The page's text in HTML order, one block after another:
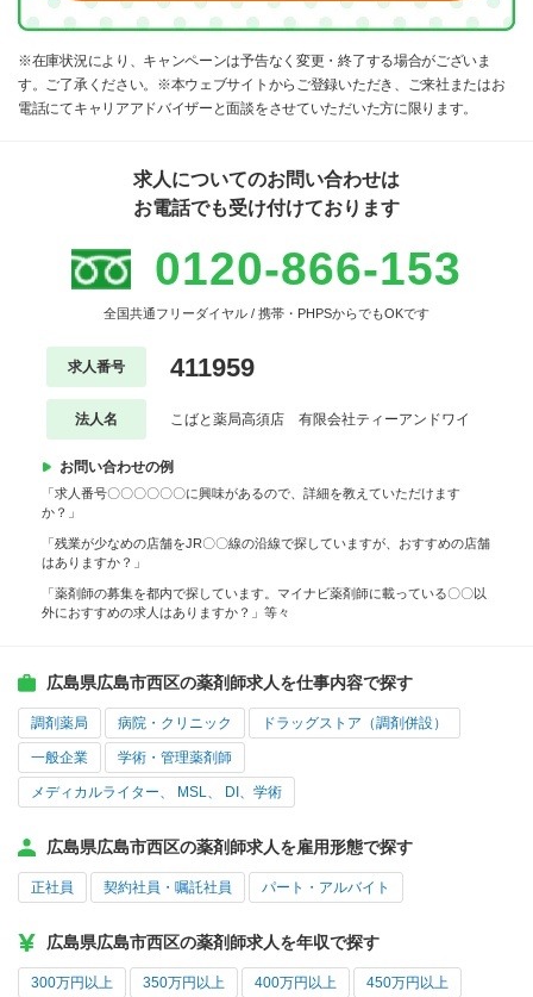
※在庫状況により、キャンペーンは予告なく変更・終了する場合がございま
す。ご了承ください。※本ウェブサイトからご登録いただき、ご来社またはお
電話にてキャリアアドバイザーと面談をさせていただいた方に限ります。
求人についてのお問い合わせは
お電話でも受け付けております
0120-866-153
全国共通フリーダイヤル / 携帯・PHPSからでもOKです
求人番号 411959
法人名 こばと薬局高須店 有限会社ティーアンドワイ
お問い合わせの例
「求人番号〇〇〇〇〇〇に興味があるので、詳細を教えていただけます
か？」
「残業が少なめの店舗をJR〇〇線の沿線で探していますが、おすすめの店舗
はありますか？」
「薬剤師の募集を都内で探しています。マイナビ薬剤師に載っている〇〇以
外におすすめの求人はありますか？」等々
広島県広島市西区の薬剤師求人を仕事内容で探す
調剤薬局 病院・クリニック ドラッグストア（調剤併設）
一般企業 学術・管理薬剤師
メディカルライター、 MSL、 DI、学術
広島県広島市西区の薬剤師求人を雇用形態で探す
正社員 契約社員・嘱託社員 パート・アルバイト
広島県広島市西区の薬剤師求人を年収で探す
300万円以上 350万円以上 400万円以上 450万円以上